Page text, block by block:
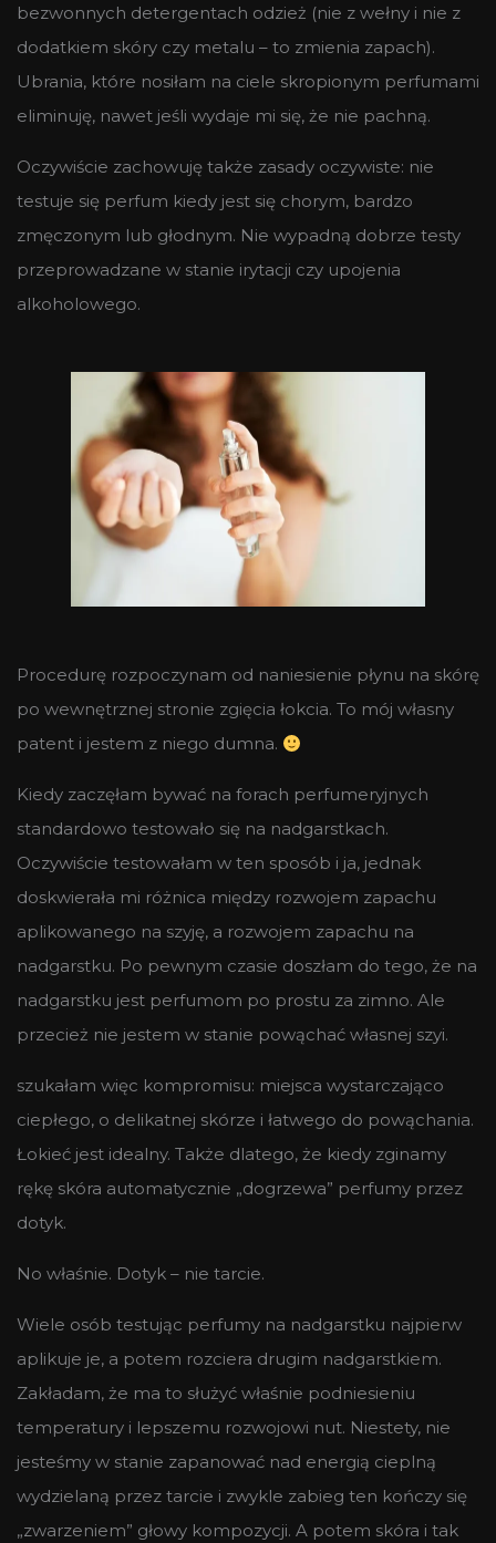
bezwonnych detergentach odzież (nie z wełny i nie z
dodatkiem skóry czy metalu – to zmienia zapach).
Ubrania, które nosiłam na ciele skropionym perfumami
eliminuję, nawet jeśli wydaje mi się, że nie pachną.
Oczywiście zachowuję także zasady oczywiste: nie
testuje się perfum kiedy jest się chorym, bardzo
zmęczonym lub głodnym. Nie wypadną dobrze testy
przeprowadzane w stanie irytacji czy upojenia
alkoholowego.
Procedurę rozpoczynam od naniesienie płynu na skórę
po wewnętrznej stronie zgięcia łokcia. To mój własny
patent i jestem z niego dumna.
Kiedy zaczęłam bywać na forach perfumeryjnych
standardowo testowało się na nadgarstkach.
Oczywiście testowałam w ten sposób i ja, jednak
doskwierała mi różnica między rozwojem zapachu
aplikowanego na szyję, a rozwojem zapachu na
nadgarstku. Po pewnym czasie doszłam do tego, że na
nadgarstku jest perfumom po prostu za zimno. Ale
przecież nie jestem w stanie powąchać własnej szyi.
szukałam więc kompromisu: miejsca wystarczająco
ciepłego, o delikatnej skórze i łatwego do powąchania.
Łokieć jest idealny. Także dlatego, że kiedy zginamy
rękę skóra automatycznie „dogrzewa” perfumy przez
dotyk.
No właśnie. Dotyk – nie tarcie.
Wiele osób testując perfumy na nadgarstku najpierw
aplikuje je, a potem rozciera drugim nadgarstkiem.
Zakładam, że ma to służyć właśnie podniesieniu
temperatury i lepszemu rozwojowi nut. Niestety, nie
jesteśmy w stanie zapanować nad energią cieplną
wydzielaną przez tarcie i zwykle zabieg ten kończy się
„zwarzeniem” głowy kompozycji. A potem skóra i tak